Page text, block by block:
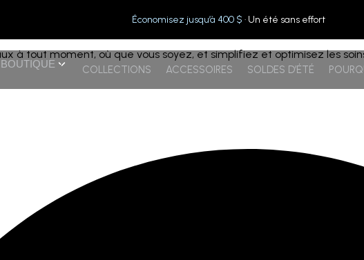
Économisez jusqu’à 400 $ · Un été sans effort
BOUTIQUE COLLECTIONS ACCESSOIRES SOLDES D’ÉTÉ
à tout moment, où que vous soyez, et simplifiez et optimisez les